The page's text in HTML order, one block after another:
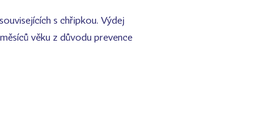
s chřipkou. Výdej
věku z důvodu prevence